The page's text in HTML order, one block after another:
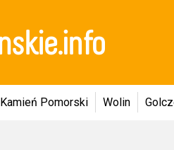
Kamień Pomorski Wolin